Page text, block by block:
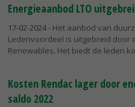
Energieaanbod LTO
17-02-2024- Het aanbod van
Ledenvoordeel is uitgebreid door
Renewables. Het biedt de leden
Kosten Rendac lager door
saldo 2022